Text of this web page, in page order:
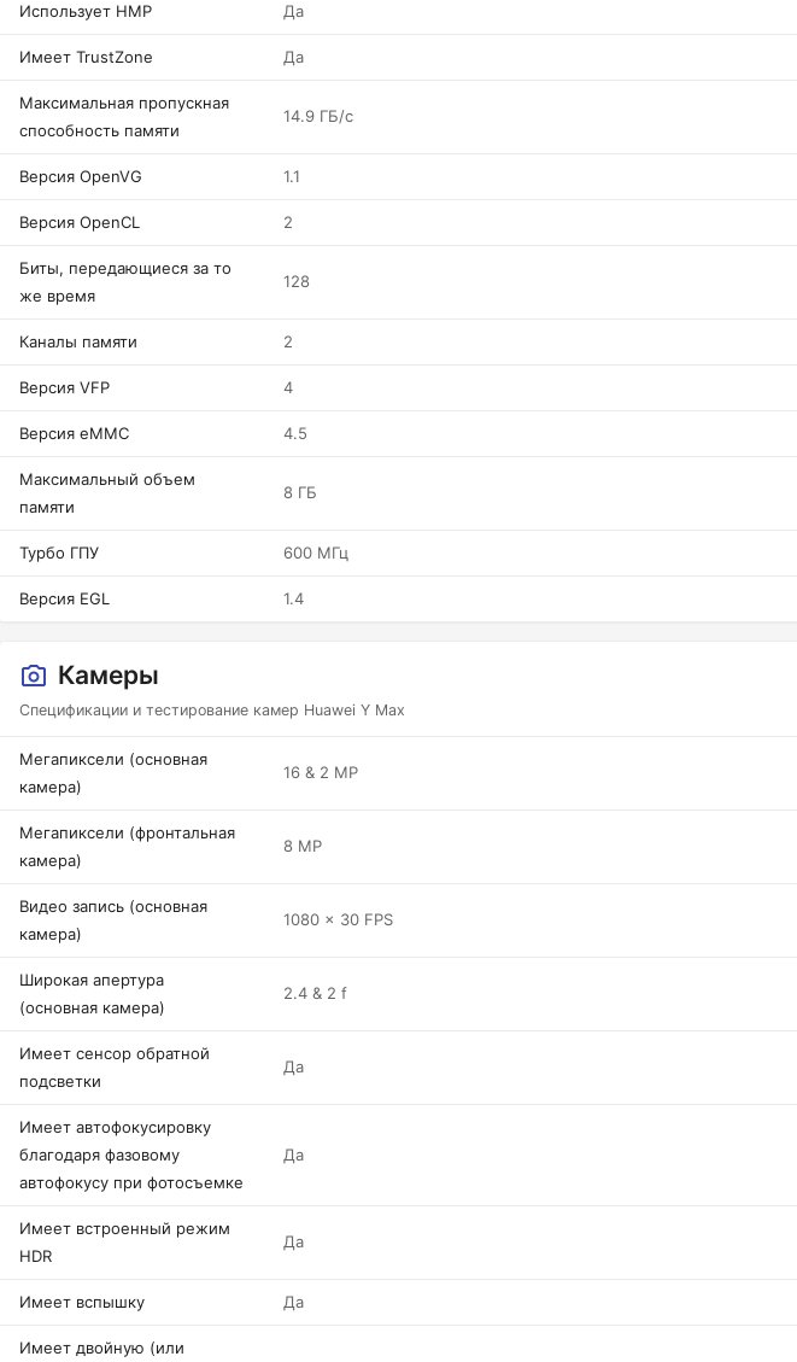
Использует HMP Да
Имеет TrustZone Да
Максимальная пропускная
способность памяти
14.9 ГБ/с
Версия OpenVG 1.1
Версия OpenCL 2
Биты, передающиеся за то
же время
128
Каналы памяти 2
Версия VFP 4
Версия eMMC 4.5
Максимальный объем
памяти
8 ГБ
Турбо ГПУ 600 МГц
Версия EGL 1.4
Камеры
Спецификации и тестирование камер Huawei Y Max
Мегапиксели (основная
камера)
16 & 2 MP
Мегапиксели (фронтальная
камера)
8 MP
Видео запись (основная
камера)
1080 x 30 FPS
Широкая апертура
(основная камера)
2.4 & 2 f
Имеет сенсор обратной
подсветки
Да
Имеет автофокусировку
благодаря фазовому
автофокусу при фотосъемке
Да
Имеет встроенный режим
HDR
Да
Имеет вспышку Да
Имеет двойную (или